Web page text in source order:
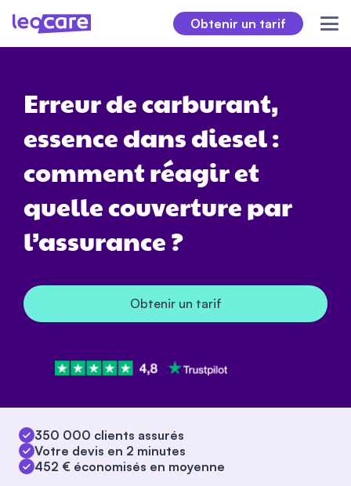
Obtenir un tarif
Erreur de carburant,
essence dans diesel :
comment réagir et
quelle couverture par
l’assurance ?
Obtenir un tarif
350 000 clients assurés
Votre devis en 2 minutes
452 € économisés en moyenne